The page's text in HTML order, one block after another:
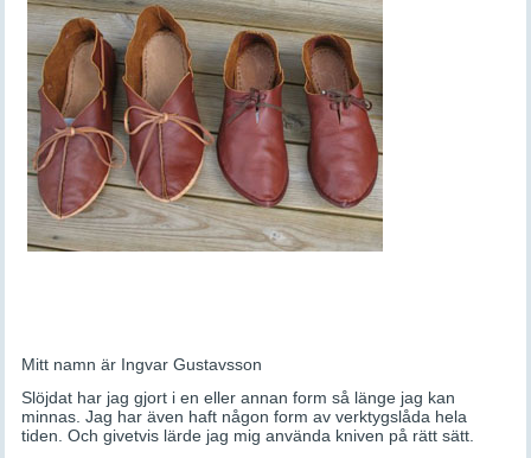
Mitt namn är Ingvar Gustavsson
Slöjdat har jag gjort i en eller annan form så länge jag kan
minnas. Jag har även haft någon form av verktygslåda hela
tiden. Och givetvis lärde jag mig använda kniven på rätt sätt.